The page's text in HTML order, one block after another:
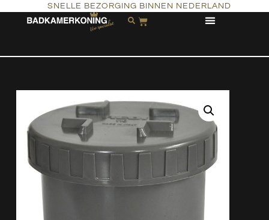
SNELLE BEZORGING BINNEN NEDERLAND